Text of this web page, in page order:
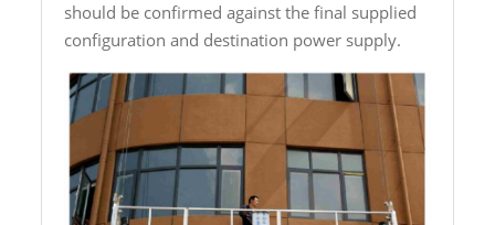
should be confirmed against the final supplied
configuration and destination power supply.